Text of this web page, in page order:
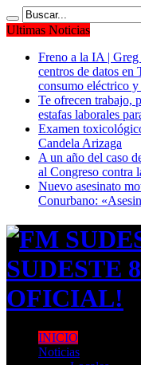
Ultimas Noticias
Freno a la IA |
centros de datos en
consumo eléctrico y
Te ofrecen trabajo,
estafas laborales
Examen
Candela Arizaga
A un año del caso
al Congreso contra
Nuevo asesinato
Conurbano:
SUDESTE
OFICIAL!
INICIO
Noticias